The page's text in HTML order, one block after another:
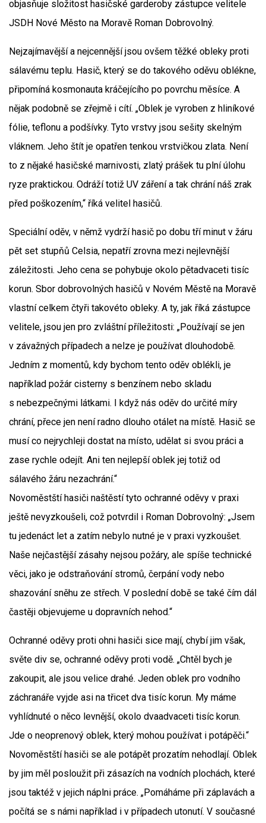
objasňuje složitost hasičské garderoby zástupce velitele
JSDH Nové Město na Moravě Roman Dobrovolný.
Nejzajímavější a nejcennější jsou ovšem těžké obleky proti
sálavému teplu. Hasič, který se do takového oděvu oblékne,
připomíná kosmonauta kráčejícího po povrchu měsíce. A
nějak podobně se zřejmě i cítí. „Oblek je vyroben z hliníkové
fólie, teflonu a podšívky. Tyto vrstvy jsou sešity skelným
vláknem. Jeho štít je opatřen tenkou vrstvičkou zlata. Není
to z nějaké hasičské marnivosti, zlatý prášek tu plní úlohu
ryze praktickou. Odráží totiž UV záření a tak chrání náš zrak
před poškozením,“ říká velitel hasičů.
Speciální oděv, v němž vydrží hasič po dobu tří minut v žáru
pět set stupňů Celsia, nepatří zrovna mezi nejlevnější
záležitosti. Jeho cena se pohybuje okolo pětadvaceti tisíc
korun. Sbor dobrovolných hasičů v Novém Městě na Moravě
vlastní celkem čtyři takovéto obleky. A ty, jak říká zástupce
velitele, jsou jen pro zvláštní příležitosti: „Používají se jen
v závažných případech a nelze je používat dlouhodobě.
Jedním z momentů, kdy bychom tento oděv oblékli, je
například požár cisterny s benzínem nebo skladu
s nebezpečnými látkami. I když nás oděv do určité míry
chrání, přece jen není radno dlouho otálet na místě. Hasič se
musí co nejrychleji dostat na místo, udělat si svou práci a
zase rychle odejít. Ani ten nejlepší oblek jej totiž od
sálavého žáru nezachrání.“
Novoměstští hasiči naštěstí tyto ochranné oděvy v praxi
ještě nevyzkoušeli, což potvrdil i Roman Dobrovolný: „Jsem
tu jedenáct let a zatím nebylo nutné je v praxi vyzkoušet.
Naše nejčastější zásahy nejsou požáry, ale spíše technické
věci, jako je odstraňování stromů, čerpání vody nebo
shazování sněhu ze střech. V poslední době se také čím dál
častěji objevujeme u dopravních nehod.“
Ochranné oděvy proti ohni hasiči sice mají, chybí jim však,
světe div se, ochranné oděvy proti vodě. „Chtěl bych je
zakoupit, ale jsou velice drahé. Jeden oblek pro vodního
záchranáře vyjde asi na třicet dva tisíc korun. My máme
vyhlídnuté o něco levnější, okolo dvaadvaceti tisíc korun.
Jde o neoprenový oblek, který mohou používat i potápěči.“
Novoměstští hasiči se ale potápět prozatím nehodlají. Oblek
by jim měl posloužit při zásazích na vodních plochách, které
jsou taktéž v jejich náplni práce. „Pomáháme při záplavách a
počítá se s námi například i v případech utonutí. V současné